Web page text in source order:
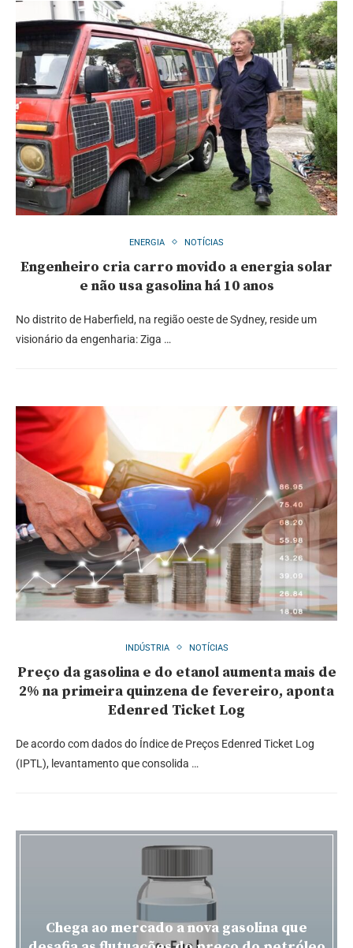
ENERGIA NOTÍCIAS
Engenheiro cria carro movido a energia solar
e não usa gasolina há 10 anos
No distrito de Haberfield, na região oeste de Sydney, reside um
visionário da engenharia: Ziga …
INDÚSTRIA NOTÍCIAS
Preço da gasolina e do etanol aumenta mais de
2% na primeira quinzena de fevereiro, aponta
Edenred Ticket Log
De acordo com dados do Índice de Preços Edenred Ticket Log
(IPTL), levantamento que consolida …
Chega ao mercado a nova gasolina que